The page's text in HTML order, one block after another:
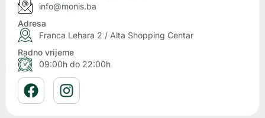
info@monis.ba
Adresa
Franca Lehara 2 / Alta Shopping Centar
Radno vrijeme
09:00h do 22:00h